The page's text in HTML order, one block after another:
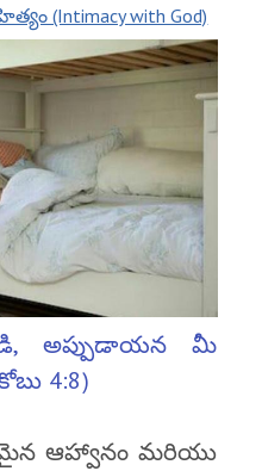
(Intimacy with God)
అప్పుడాయన మీ
4:8)
ఆహ్వానం మరియు